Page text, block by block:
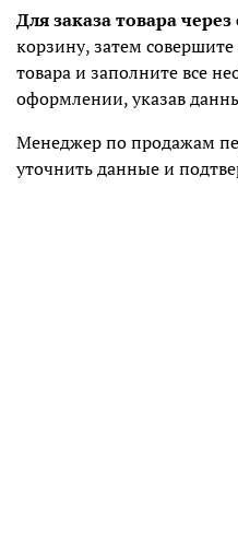
Для заказа товара через
корзину, затем
товара и заполните все
оформлении, указав
Менеджер по продажам
уточнить данные и